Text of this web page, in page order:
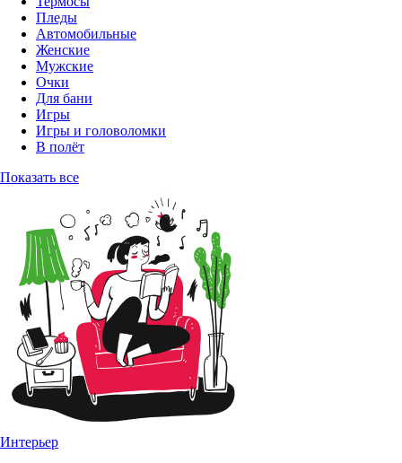
Пледы
Автомобильные
Женские
Мужские
Очки
Для бани
Игры
Игры и головоломки
В полёт
Показать все
Интерьер